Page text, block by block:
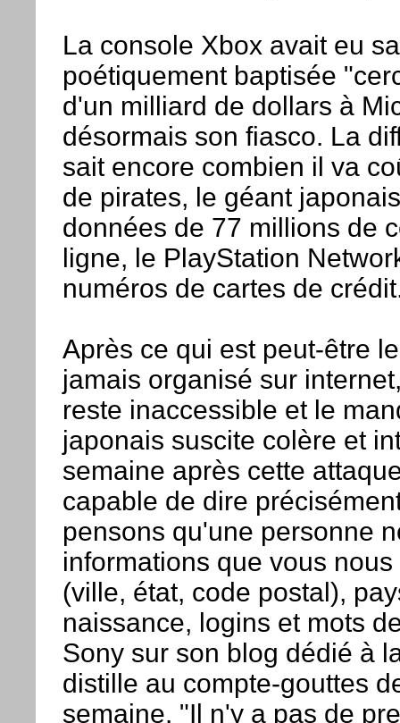
La console Xbox avait eu
poétiquement baptisée
d'un milliard de dollars à
désormais son fiasco. La
sait encore combien il va
de pirates, le géant
données de 77 millions de
ligne, le PlayStation
numéros de cartes de
Après ce qui est peut-être
jamais organisé sur
reste inaccessible et le
japonais suscite colère et
semaine après cette
capable de dire
pensons qu'une personne
informations que vous
(ville, état, code postal),
naissance, logins et mots
Sony sur son blog dédié à
distille au compte-gouttes
semaine. "Il n'y a pas de